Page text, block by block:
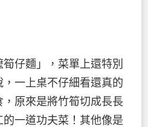
仔麵」，菜單上還特別
一上桌不仔細看還真的
原來是將竹筍切成長長
一道功夫菜！其他像是